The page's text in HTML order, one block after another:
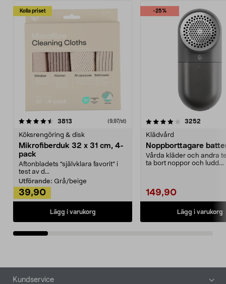
Kolla priset
3813 (9,97/st)
Köksrengöring & disk
Mikrofiberduk 32 x 31 cm, 4-
pack
Aftonbladets "självklara favorit” i
test av d...
Utförande: Grå/beige
39,90
Lägg i varukorg
-25%
4.0av 5 stjärnor 3252
Klädvård
Noppborttagare
Vårda kläder och andra
ta bort noppor och ludd.
149,90
Lägg i varukorg
4.5av 5 stjärnor
Sidfot
Kundservice